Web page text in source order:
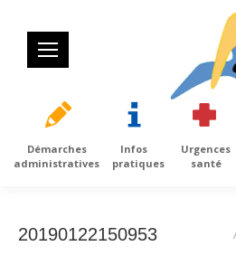
Démarches
administratives
Infos
pratiques
Urgences
santé
20190122150953